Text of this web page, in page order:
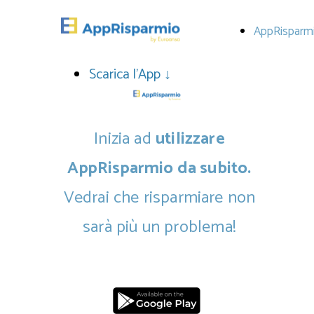
Scarica l'App ↓
Inizia ad utilizzare
AppRisparmio da subito.
Vedrai che risparmiare non
sarà più un problema!